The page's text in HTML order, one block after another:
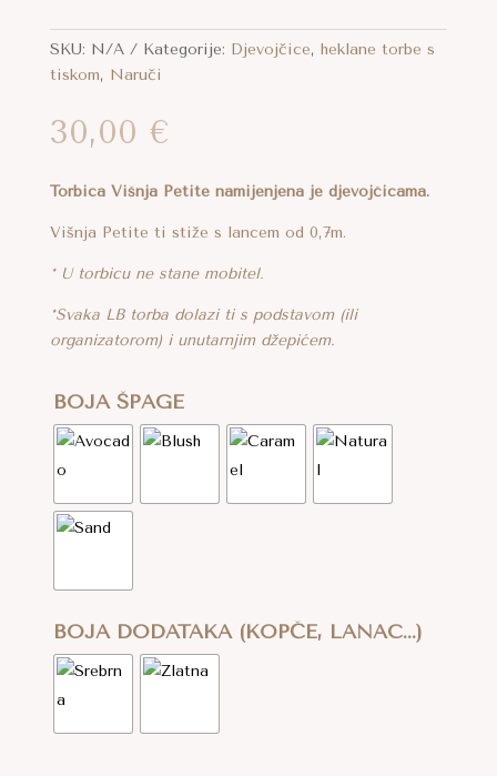
SKU: N/A Kategorije: Djevojčice, heklane torbe s
tiskom, Naruči
30,00 €
Torbica Višnja Petite namijenjena je djevojčicama.
Višnja Petite ti stiže s lancem od 0,7m.
* U torbicu ne stane mobitel.
*Svaka LB torba dolazi ti s podstavom (ili
organizatorom) i unutarnjim džepićem.
BOJA ŠPAGE
BOJA DODATAKA (KOPČE, LANAC...)